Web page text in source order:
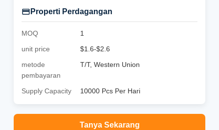
Properti Perdagangan
MOQ
1
unit price
$1.6-$2.6
metode
pembayaran
T/T, Western Union
Supply Capacity 10000 Pcs Per Hari
Tanya Sekarang